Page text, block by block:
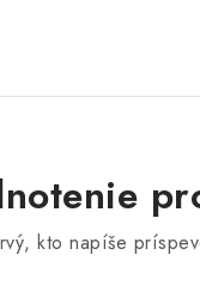
kto napíše